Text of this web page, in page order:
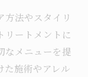
方法やスタイリ
リートメントに
なメニューを提
た施術やアレル